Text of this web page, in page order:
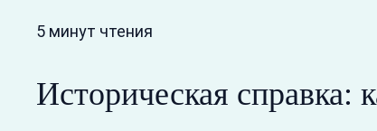
5 минут чтения
Историческая справка: